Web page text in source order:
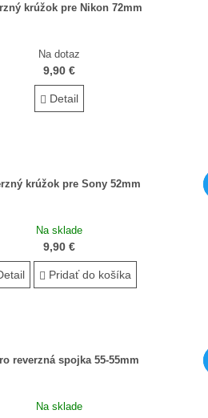
krúžok pre Nikon 72mm
Na dotaz
9,90 €
Detail
krúžok pre Sony 52mm
Na sklade
9,90 €
Pridať do košíka
reverzná spojka 55-55mm
Na sklade